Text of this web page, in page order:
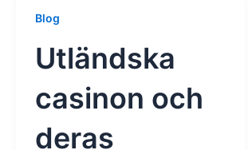
Blog
Utländska
casinon och
deras